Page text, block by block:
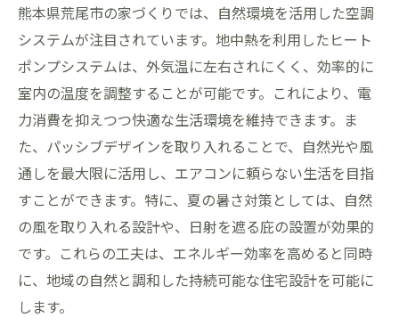
熊本県荒尾市の家づくりでは、自然環境を活用した空調
システムが注目されています。地中熱を利用したヒート
ポンプシステムは、外気温に左右されにくく、効率的に
室内の温度を調整することが可能です。これにより、電
力消費を抑えつつ快適な生活環境を維持できます。ま
た、パッシブデザインを取り入れることで、自然光や風
通しを最大限に活用し、エアコンに頼らない生活を目指
すことができます。特に、夏の暑さ対策としては、自然
の風を取り入れる設計や、日射を遮る庇の設置が効果的
です。これらの工夫は、エネルギー効率を高めると同時
に、地域の自然と調和した持続可能な住宅設計を可能に
します。